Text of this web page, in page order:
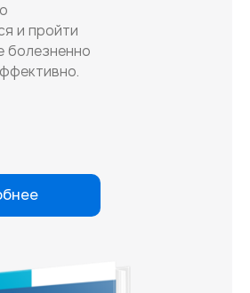
и пройти
болезненно